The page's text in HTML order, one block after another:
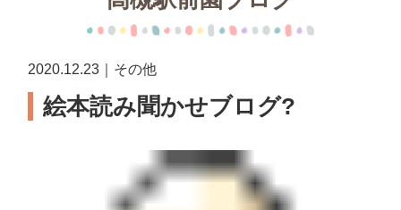
2020.12.23｜その他
絵本読み聞かせブログ?